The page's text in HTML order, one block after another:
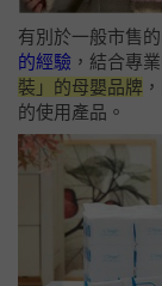
有別於一般市售
的經驗 ，結合專
裝」的母嬰品牌 ，
的使用產品。